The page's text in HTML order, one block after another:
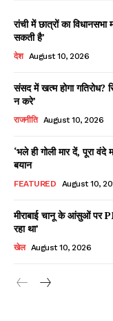
Facebook
X
Read
रांची में छात्रों का
सकती है’
देश August 10, 2026
संसद में खत्म होगा गतिरोध?
न करे’
राजनीति August 10, 2026
‘भले ही गोली मार दें, पूरा
बयान
FEATURED August 10,
मीराबाई चानू के आंसुओं पर
रहा था’
खेल August 10, 2026